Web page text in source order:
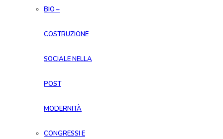
BIO –
COSTRUZIONE
SOCIALE NELLA
POST
MODERNITÀ
CONGRESSI E